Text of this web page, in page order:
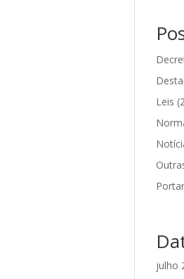
Leis
julho